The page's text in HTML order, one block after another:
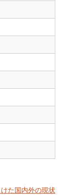
た国内外の現状